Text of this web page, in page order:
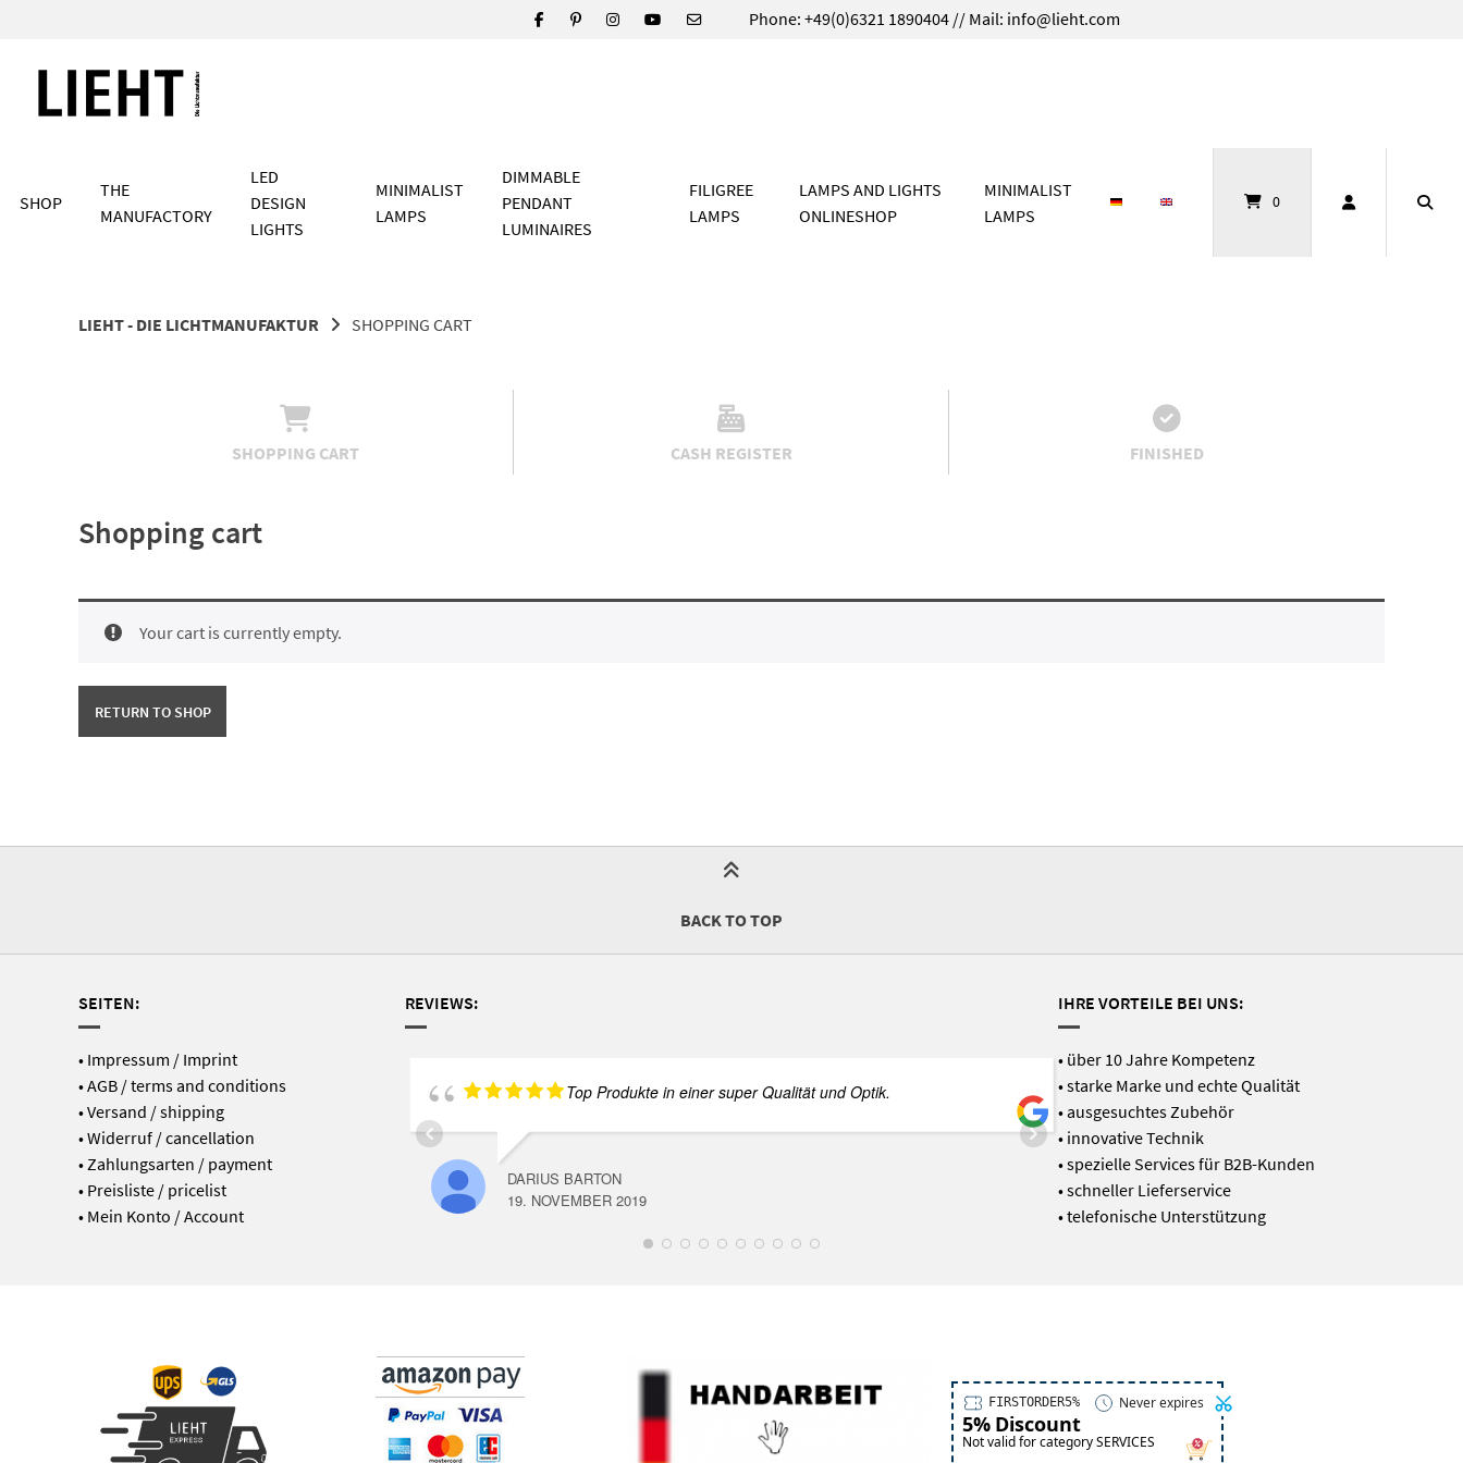
content
Phone: +49(0)6321 1890404 // Mail: info@lieht.com
SHOP
THE
MANUFACTORY
LED
DESIGN
LIGHTS
MINIMALIST
LAMPS
DIMMABLE
PENDANT
LUMINAIRES
FILIGREE
LAMPS
LAMPS AND LIGHTS
ONLINESHOP
MINIMALIST
LAMPS
0
LIEHT - DIE LICHTMANUFAKTUR SHOPPING CART
SHOPPING CART CASH REGISTER FINISHED
Shopping cart
Your cart is currently empty.
RETURN TO SHOP
BACK TO TOP
SEITEN:
• Impressum / Imprint
•AGB / terms and conditions
•Versand / shipping
•Widerruf / cancellation
• Zahlungsarten / payment
• Preisliste / pricelist
• Mein Konto / Account
REVIEWS:
Top Produkte in einer super Qualität und Optik.
DARIUS BARTON
19. NOVEMBER 2019
Tolle zeitlose Lampen...
19. NOVEMBER 2019
IHRE VORTEILE BEI UNS:
• über 10 Jahre Kompetenz
• starke Marke und echte Qualität
• ausgesuchtes Zubehör
• innovative Technik
• spezielle Services für B2B-Kunden
• schneller Lieferservice
• telefonische Unterstützung
FIRSTORDER5% Never expires
5% Discount
Not valid for category SERVICES